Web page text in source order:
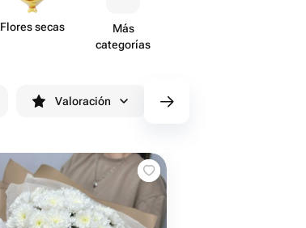
Flores secas
Más
categorías
Valoración cv/filters/